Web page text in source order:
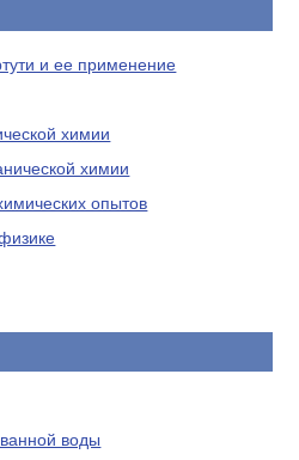
и ее применение
химии
химии
опытов
воды